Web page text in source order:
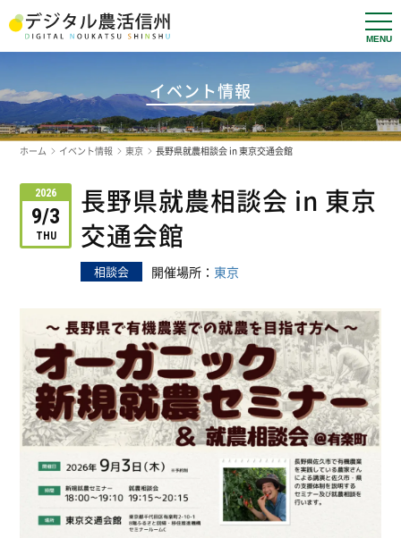
t
o
l
e
n
a
v
イベント情報
ホーム イベント情報 東京 長野県就農相談会 in 東京交通会館
2026
9/3
THU
長野県就農相談会 in 東京
交通会館
相談会 開催場所： 東京